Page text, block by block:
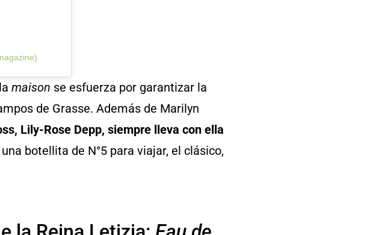
maison se esfuerza por garantizar la
de Grasse. Además de Marilyn
Lily-Rose Depp, siempre lleva con ella
botellita de N°5 para viajar, el clásico,